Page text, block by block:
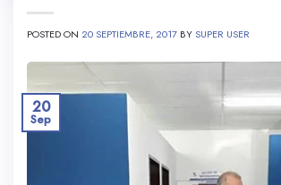
POSTED ON 20 SEPTIEMBRE, 2017 BYSUPER USER
20
Sep